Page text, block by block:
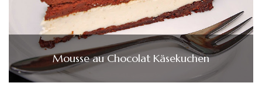
Mousse au Chocolat Käsekuchen